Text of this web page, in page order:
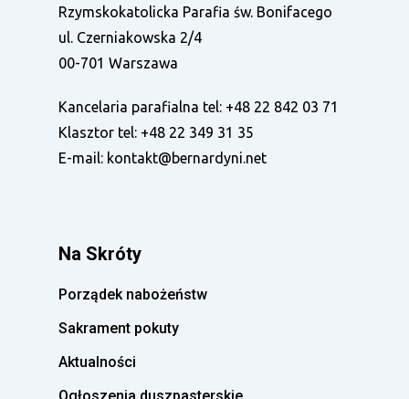
Rzymskokatolicka Parafia św. Bonifacego
ul. Czerniakowska 2/4
00-701 Warszawa
Kancelaria parafialna tel: +48 22 842 03 71
Klasztor tel: +48 22 349 31 35
E-mail: kontakt@bernardyni.net
Na Skróty
Porządek nabożeństw
Sakrament pokuty
Aktualności